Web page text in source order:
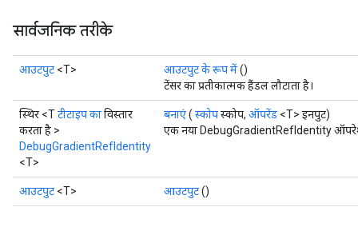
सार्वजनिक तरीके
आउटपुट <T> आउटपुट के रूप में()
टेंसर का प्रतीकात्मक हैंडल लौटाता है।
स्थिर <Tटीटाइप काविस्तार
करता है >
DebugGradientRefIdentity
<T>
बनाएं( स्कोपस्कोप, ऑपरेंड <T> इनपुट)
एक नया DebugGradientRefIdentity
आउटपुट <T> आउटपुट()